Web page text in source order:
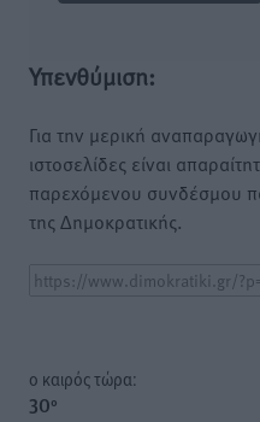
Υπενθύμιση:
Για την μερική
ιστοσελίδες είναι
παρεχόμενου συνδέσμου
της Δημοκρατικής.
o καιρός τώρα:
30°